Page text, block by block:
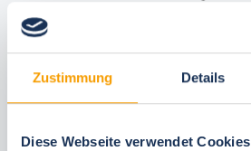
Zustimmung Details
Diese Webseite verwendet Cookies
Preisliste